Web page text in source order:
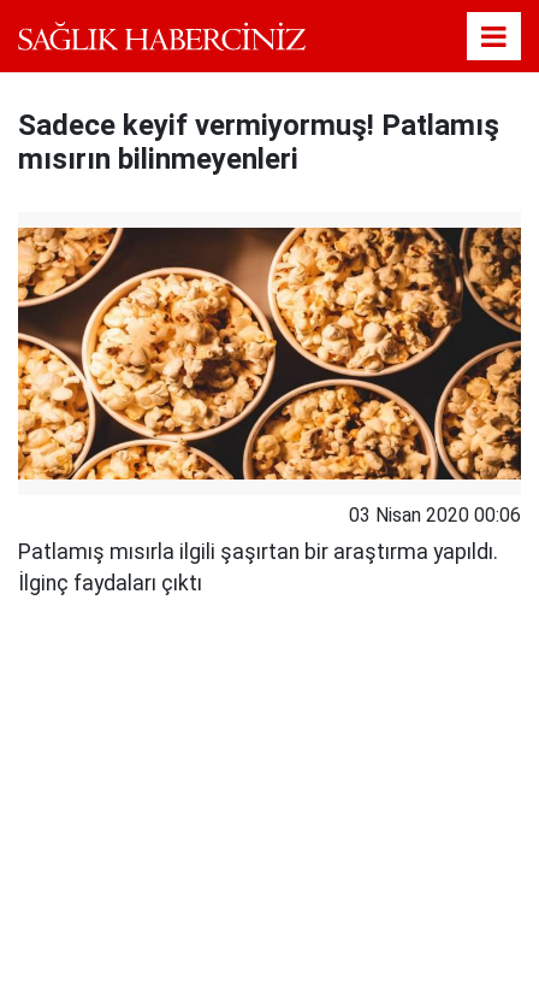
Sadece keyif vermiyormuş! Patlamış
mısırın bilinmeyenleri
03 Nisan 2020 00:06
Patlamış mısırla ilgili şaşırtan bir araştırma yapıldı.
İlginç faydaları çıktı